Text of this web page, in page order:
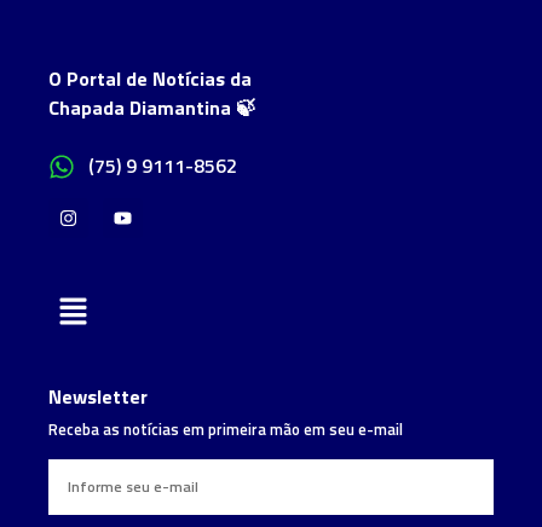
O Portal de Notícias da
Chapada Diamantina 🍃
(75) 9 9111-8562
Newsletter
Receba as notícias em primeira mão em seu e-mail